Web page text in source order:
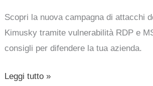
Scopri la nuova campagna di attacchi
Kimusky tramite vulnerabilità RDP e
consigli per difendere la tua azienda.
MS
Office
per
mirati
Leggi tutto »